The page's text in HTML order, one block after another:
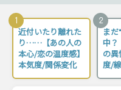
1
近付いたり離れた
り……【あの人の
本心/恋の温度感】
本気度/関係変化
2
まだ
中？
の
度/